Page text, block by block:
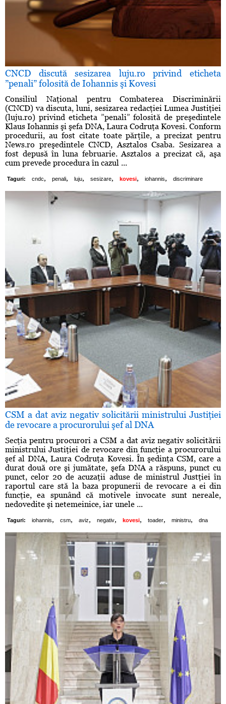
CNCD discută sesizarea luju.ro privind eticheta
”penali” folosită de Iohannis şi Kovesi
Consiliul Naţional pentru Combaterea Discriminării
(CNCD) va discuta, luni, sesizarea redacţiei Lumea Justiţiei
(luju.ro) privind eticheta ”penali” folosită de preşedintele
Klaus Iohannis şi şefa DNA, Laura Codruţa Kovesi. Conform
procedurii, au fost citate toate părţile, a precizat pentru
News.ro preşedintele CNCD, Asztalos Csaba. Sesizarea a
fost depusă în luna februarie. Asztalos a precizat că, aşa
cum prevede procedura în cazul ...
Taguri: cndc, penali, luju, sesizare, kovesi, iohannis, discriminare
CSM a dat aviz negativ solicitării ministrului Justiţiei
de revocare a procurorului şef al DNA
Secţia pentru procurori a CSM a dat aviz negativ solicitării
ministrului Justiţiei de revocare din funcţie a procurorului
şef al DNA, Laura Codruţa Kovesi. În şedinţa CSM, care a
durat două ore şi jumătate, şefa DNA a răspuns, punct cu
punct, celor 20 de acuzaţii aduse de ministrul Justţiei în
raportul care stă la baza propunerii de revocare a ei din
funcţie, ea spunând că motivele invocate sunt nereale,
nedovedite şi netemeinice, iar unele ...
Taguri: iohannis, csm, aviz, negativ, kovesi, toader, ministru, dna